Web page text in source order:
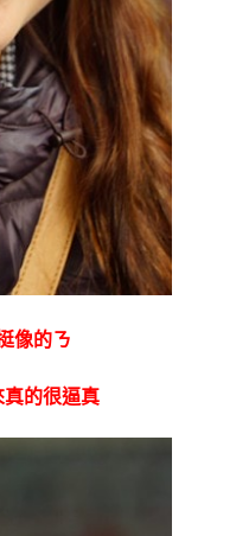
像的ㄋ
的很逼真